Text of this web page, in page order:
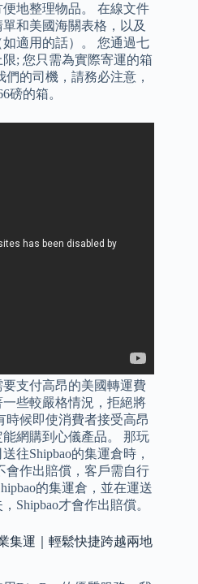
地整理物品。 在線文件
和美國海關表格，以及
適用的話）。 您通過七
; 您只需為實際寄運的箱
的司機，請務必注意，
磅的箱。
支付高昂的美國轉運費
些較嚴格情況，拒絕將
時候即使消費者接受高昂
網購到心儀產品。 那玩
往Shipbao的集運倉時，
會作出賠償，客戶需自行
的集運倉，並在運送
Shipbao才會作出賠償。
集運｜輕鬆快捷跨越兩地